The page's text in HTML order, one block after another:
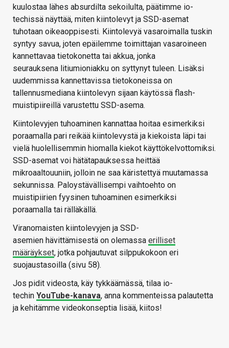
kuulostaa lähes absurdilta sekoilulta, päätimme io-
techissä näyttää, miten kiintolevyt ja SSD-asemat
tuhotaan oikeaoppisesti. Kiintolevyä vasaroimalla tuskin
syntyy savua, joten epäilemme toimittajan vasaroineen
kannettavaa tietokonetta tai akkua, jonka
seurauksena litiumioniakku on syttynyt tuleen. Lisäksi
uudemmissa kannettavissa tietokoneissa on
tallennusmediana kiintolevyn sijaan käytössä flash-
muistipiireillä varustettu SSD-asema.
Kiintolevyjen tuhoaminen kannattaa hoitaa esimerkiksi
poraamalla pari reikää kiintolevystä ja kiekoista läpi tai
vielä huolellisemmin hiomalla kiekot käyttökelvottomiksi.
SSD-asemat voi hätätapauksessa heittää
mikroaaltouuniin, jolloin ne saa käristettyä muutamassa
sekunnissa. Paloystävällisempi vaihtoehto on
muistipiirien fyysinen tuhoaminen esimerkiksi
poraamalla tai rälläkällä.
Viranomaisten kiintolevyjen ja SSD-
asemien hävittämisestä on olemassa erilliset
määräykset, jotka pohjautuvat silppukokoon eri
suojaustasoilla (sivu 58).
Jos pidit videosta, käy tykkäämässä, tilaa io-
techin YouTube-kanava, anna kommenteissa palautetta
ja kehitämme videokonseptia lisää, kiitos!